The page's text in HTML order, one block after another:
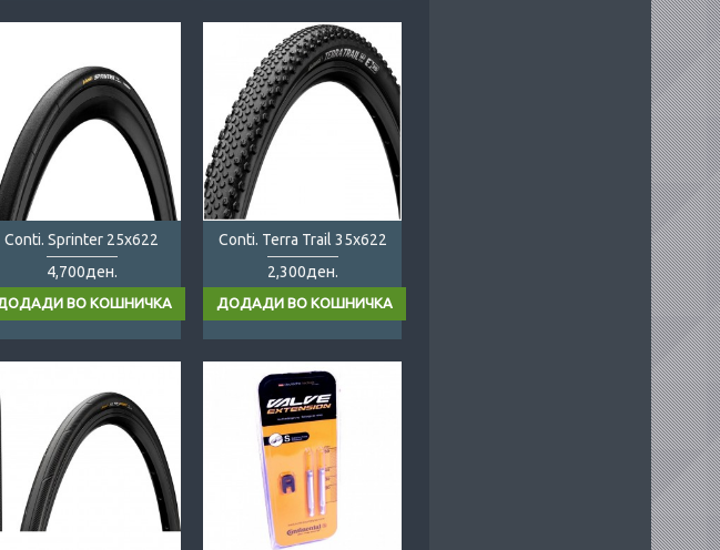
Conti. Sprinter 25x622
4,700ден.
Conti. Terra Trail 35x622
2,300ден.